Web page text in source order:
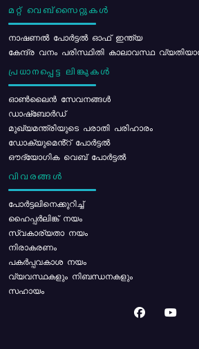
മറ്റ് വെബ്സൈറ്റുകൾ
നാഷണൽ പോർട്ടൽ ഓഫ് ഇന്ത്യ
കേന്ദ്ര വനം പരിസ്ഥിതി കാലാവസ്ഥ
പ്രധാനപ്പെട്ട ലിങ്കുകൾ
ഓൺലൈൻ സേവനങ്ങൾ
ഡാഷ്ബോർഡ്
മുഖ്യമന്ത്രിയുടെ പരാതി പരിഹാരം
ഡോക്യുമെൻ്റ് പോർട്ടൽ
ഔദ്യോഗിക വെബ് പോർട്ടൽ
വിവരങ്ങൾ
പോര്‍ട്ടലിനെക്കുറിച്ച്
ഹൈപ്പർലിങ്ക് നയം
സ്വകാര്യതാ നയം
നിരാകരണം
പകർപ്പവകാശ നയം
വ്യവസ്ഥകളും നിബന്ധനകളും
സഹായം